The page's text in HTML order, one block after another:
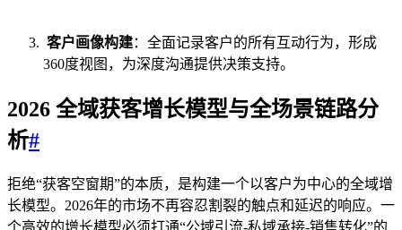
客户画像构建：全面记录客户的所有互动行为，形成
360度视图，为深度沟通提供决策支持。
2026 全域获客增长模型与全场景链路分
析#
拒绝“获客空窗期”的本质，是构建一个以客户为中心的全域增
长模型。2026年的市场不再容忍割裂的触点和延迟的响应。一
个高效的增长模型必须打通“公域引流-私域承接-销售转化”的